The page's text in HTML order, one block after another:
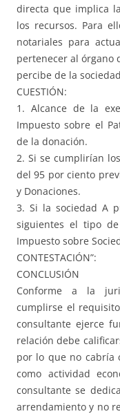
directa que implica
los recursos. Para
notariales para
pertenecer al órgano
percibe de la
CUESTIÓN:
1. Alcance de la
Impuesto sobre el
de la donación.
2. Si se cumplirían
del 95 por ciento
y Donaciones.
3. Si la sociedad A
siguientes el tipo
Impuesto sobre
CONTESTACIÓN”:
CONCLUSIÓN
Conforme a la
cumplirse el
consultante ejerce
relación debe
por lo que no cabría
como actividad
consultante se
arrendamiento y no